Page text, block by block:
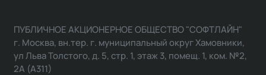
ПУБЛИЧНОЕ АКЦИОНЕРНОЕ ОБЩЕСТВО "СОФТЛАЙН"
г. Москва, вн.тер. г. муниципальный округ Хамовники,
ул Льва Толстого, д. 5, стр. 1, этаж 3, помещ. 1, ком. №2,
2А (А311)